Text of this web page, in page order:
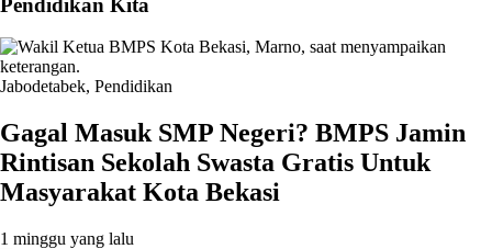
Pendidikan Kita
Jabodetabek, Pendidikan
Gagal Masuk SMP Negeri? BMPS Jamin
Rintisan Sekolah Swasta Gratis Untuk
Masyarakat Kota Bekasi
1 minggu yang lalu